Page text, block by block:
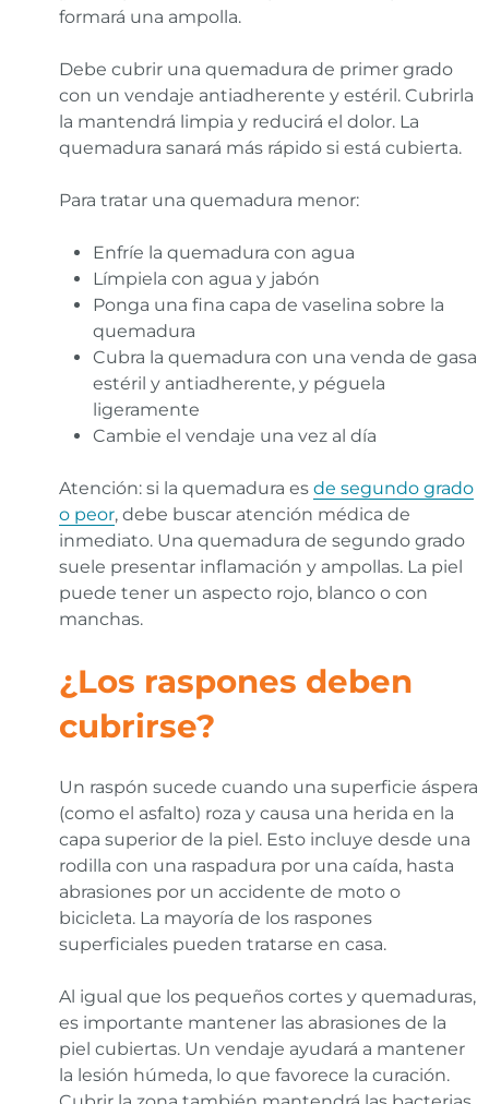
formará una ampolla.
Debe cubrir una quemadura de primer grado
con un vendaje antiadherente y estéril. Cubrirla
la mantendrá limpia y reducirá el dolor. La
quemadura sanará más rápido si está cubierta.
Para tratar una quemadura menor:
Enfríe la quemadura con agua
Límpiela con agua y jabón
Ponga una fina capa de vaselina sobre la
quemadura
Cubra la quemadura con una venda de gasa
estéril y antiadherente, y péguela
ligeramente
Cambie el vendaje una vez al día
Atención: si la quemadura es de segundo grado
o peor, debe buscar atención médica de
inmediato. Una quemadura de segundo grado
suele presentar inflamación y ampollas. La piel
puede tener un aspecto rojo, blanco o con
manchas.
¿Los raspones deben
cubrirse?
Un raspón sucede cuando una superficie áspera
(como el asfalto) roza y causa una herida en la
capa superior de la piel. Esto incluye desde una
rodilla con una raspadura por una caída, hasta
abrasiones por un accidente de moto o
bicicleta. La mayoría de los raspones
superficiales pueden tratarse en casa.
Al igual que los pequeños cortes y quemaduras,
es importante mantener las abrasiones de la
piel cubiertas. Un vendaje ayudará a mantener
la lesión húmeda, lo que favorece la curación.